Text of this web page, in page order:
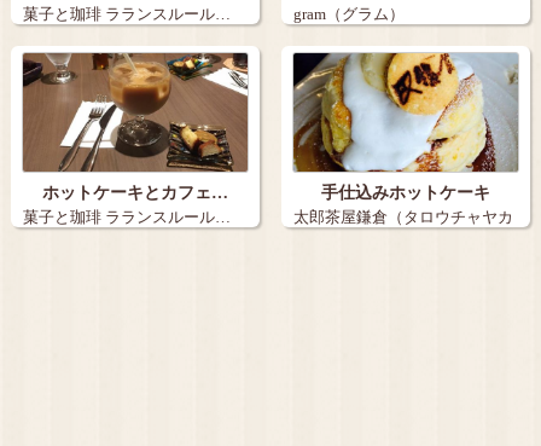
菓子と珈琲 ラランスルール… gram（グラム）
ホットケーキとカフェ…
菓子と珈琲 ラランスルール…
手仕込みホットケーキ
太郎茶屋鎌倉（タロウチャヤカ